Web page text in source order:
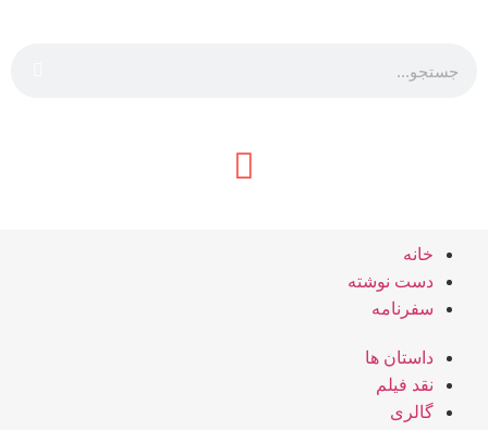
خانه
دست نوشته
سفرنامه
داستان ها
نقد فیلم
گالری